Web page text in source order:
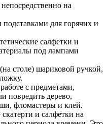
на
для горячих и
салфетки и
под лампами
столе) шариковой ручкой,
с предметами,
повредить дерево,
фломастеры и клей.
и салфетки на